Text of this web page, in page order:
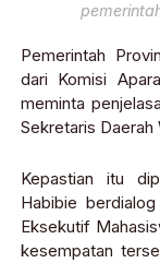
Pemerintah
dari Komisi
meminta
Sekretaris Daerah
Kepastian itu
Habibie
Eksekutif
kesempatan